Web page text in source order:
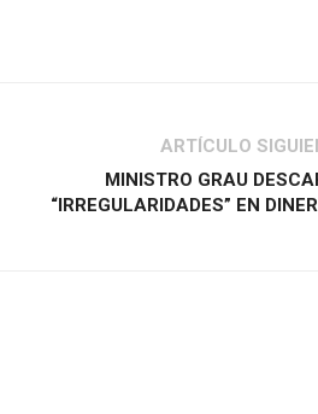
ARTÍCULO
MINISTRO GRAU
“IRREGULARIDADES” EN